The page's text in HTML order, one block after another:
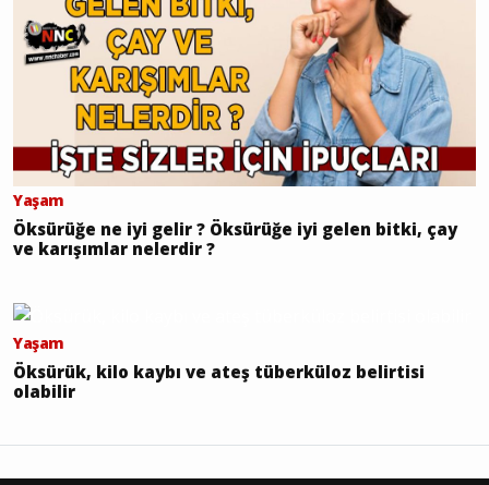
Yaşam
Öksürüğe ne iyi gelir ? Öksürüğe iyi gelen bitki, çay
ve karışımlar nelerdir ?
Yaşam
Öksürük, kilo kaybı ve ateş tüberküloz belirtisi
olabilir